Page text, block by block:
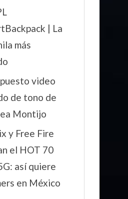
| La
más
video
de tono de
Montijo
y Free Fire
el HOT 70
así quiere
en México